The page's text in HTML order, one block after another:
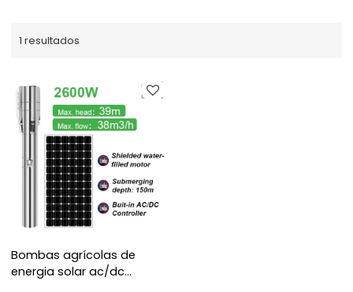
1 resultados
Bombas agrícolas de
energia solar ac/dc